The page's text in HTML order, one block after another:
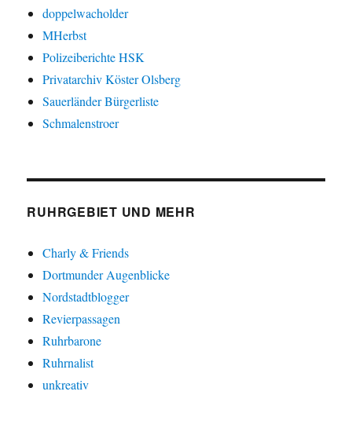
doppelwacholder
MHerbst
Polizeiberichte HSK
Privatarchiv Köster Olsberg
Sauerländer Bürgerliste
Schmalenstroer
RUHRGEBIET UND MEHR
Charly & Friends
Dortmunder Augenblicke
Nordstadtblogger
Revierpassagen
Ruhrbarone
Ruhrnalist
unkreativ